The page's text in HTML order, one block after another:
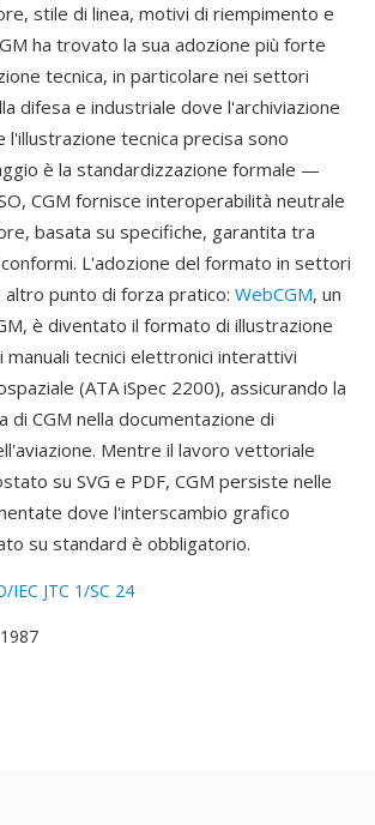
stile di linea, motivi di riempimento e
ha trovato la sua adozione più forte
tecnica, in particolare nei settori
difesa e industriale dove l'archiviazione
l'illustrazione tecnica precisa sono
è la standardizzazione formale —
CGM fornisce interoperabilità neutrale
basata su specifiche, garantita tra
L'adozione del formato in settori
altro punto di forza pratico: WebCGM, un
è diventato il formato di illustrazione
tecnici elettronici interattivi
(ATA iSpec 2200), assicurando la
di CGM nella documentazione di
Mentre il lavoro vettoriale
su SVG e PDF, CGM persiste nelle
dove l'interscambio grafico
su standard è obbligatorio.
IEC JTC 1/SC 24